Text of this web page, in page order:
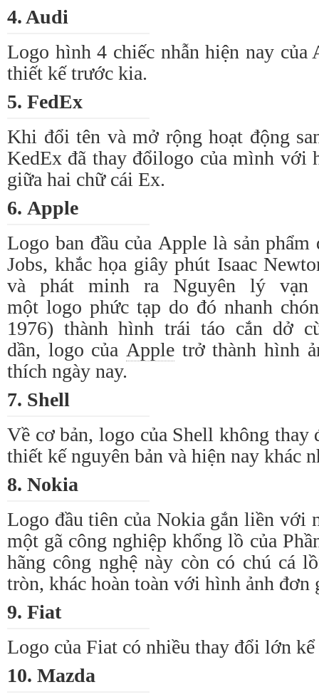
4. Audi
Logo hình 4 chiếc nhẫn hiện nay
thiết kế trước kia.
5. FedEx
Khi đổi tên và mở rộng hoạt động
KedEx đã thay đổilogo của mình với
giữa hai chữ cái Ex.
6. Apple
Logo ban đầu của Apple là sản phẩm
Jobs, khắc họa giây phút Isaac
và phát minh ra Nguyên lý
một logo phức tạp do đó nhanh
1976) thành hình trái táo cắn dở
dần, logo của Apple trở thành hình
thích ngày nay.
7. Shell
Về cơ bản, logo của Shell không thay
thiết kế nguyên bản và hiện nay khác
8. Nokia
Logo đầu tiên của Nokia gắn liền với
một gã công nghiệp khổng lồ của
hãng công nghệ này còn có chú cá
tròn, khác hoàn toàn với hình ảnh đơn
9. Fiat
Logo của Fiat có nhiều thay đổi lớn
10. Mazda